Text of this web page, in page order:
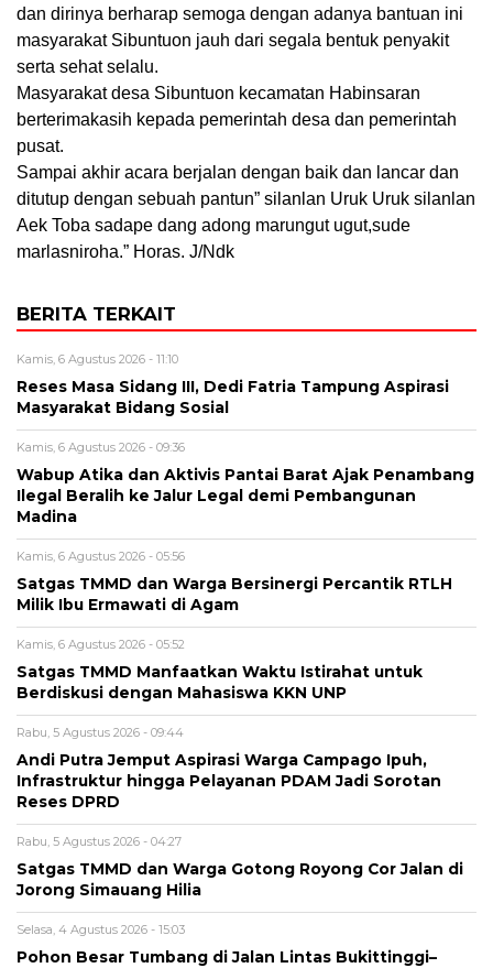
dan dirinya berharap semoga dengan adanya bantuan ini
masyarakat Sibuntuon jauh dari segala bentuk penyakit
serta sehat selalu.
Masyarakat desa Sibuntuon kecamatan Habinsaran
berterimakasih kepada pemerintah desa dan pemerintah
pusat.
Sampai akhir acara berjalan dengan baik dan lancar dan
ditutup dengan sebuah pantun” silanlan Uruk Uruk silanlan
Aek Toba sadape dang adong marungut ugut,sude
marlasniroha.” Horas. J/Ndk
BERITA TERKAIT
Kamis, 6 Agustus 2026 - 11:10
Reses Masa Sidang III, Dedi Fatria Tampung Aspirasi
Masyarakat Bidang Sosial
Kamis, 6 Agustus 2026 - 09:36
Wabup Atika dan Aktivis Pantai Barat Ajak Penambang
Ilegal Beralih ke Jalur Legal demi Pembangunan
Madina
Kamis, 6 Agustus 2026 - 05:56
Satgas TMMD dan Warga Bersinergi Percantik RTLH
Milik Ibu Ermawati di Agam
Kamis, 6 Agustus 2026 - 05:52
Satgas TMMD Manfaatkan Waktu Istirahat untuk
Berdiskusi dengan Mahasiswa KKN UNP
Rabu, 5 Agustus 2026 - 09:44
Andi Putra Jemput Aspirasi Warga Campago Ipuh,
Infrastruktur hingga Pelayanan PDAM Jadi Sorotan
Reses DPRD
Rabu, 5 Agustus 2026 - 04:27
Satgas TMMD dan Warga Gotong Royong Cor Jalan di
Jorong Simauang Hilia
Selasa, 4 Agustus 2026 - 15:03
Pohon Besar Tumbang di Jalan Lintas Bukittinggi–